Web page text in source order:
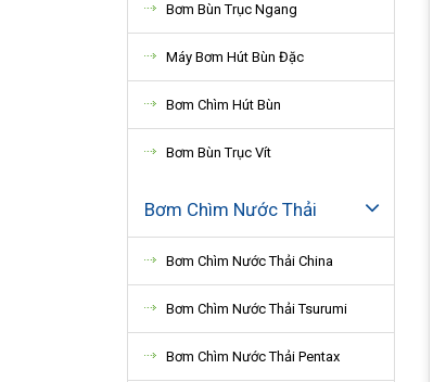
Bơm Bùn Trục Ngang
Máy Bơm Hút Bùn Đặc
Bơm Chìm Hút Bùn
Bơm Bùn Trục Vít
Bơm Chìm Nước Thải
Bơm Chìm Nước Thải China
Bơm Chìm Nước Thải Tsurumi
Bơm Chìm Nước Thải Pentax